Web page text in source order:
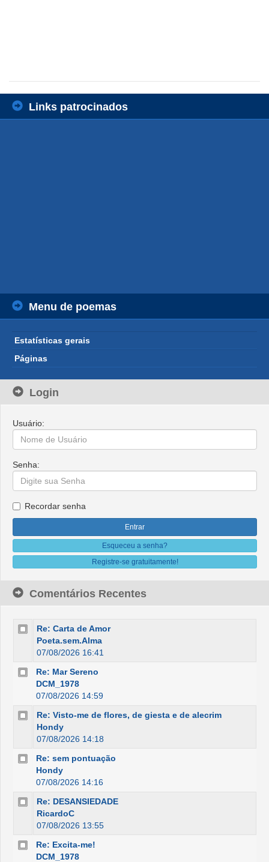
Links patrocinados
Menu de poemas
Estatísticas gerais
Páginas
Login
Usuário:
Senha:
Recordar senha
Esqueceu a senha?
Registre-se gratuitamente!
Comentários Recentes
Re: Carta de Amor
Poeta.sem.Alma
07/08/2026 16:41
Re: Mar Sereno
DCM_1978
07/08/2026 14:59
Re: Visto-me de flores, de giesta e de alecrim
Hondy
07/08/2026 14:18
Re: sem pontuação
Hondy
07/08/2026 14:16
Re: DESANSIEDADE
RicardoC
07/08/2026 13:55
Re: Excita-me!
DCM_1978